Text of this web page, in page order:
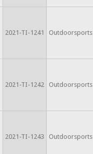
2021-TI-1241 Outdoorsports
2021-TI-1242 Outdoorsports
2021-TI-1243 Outdoorsports